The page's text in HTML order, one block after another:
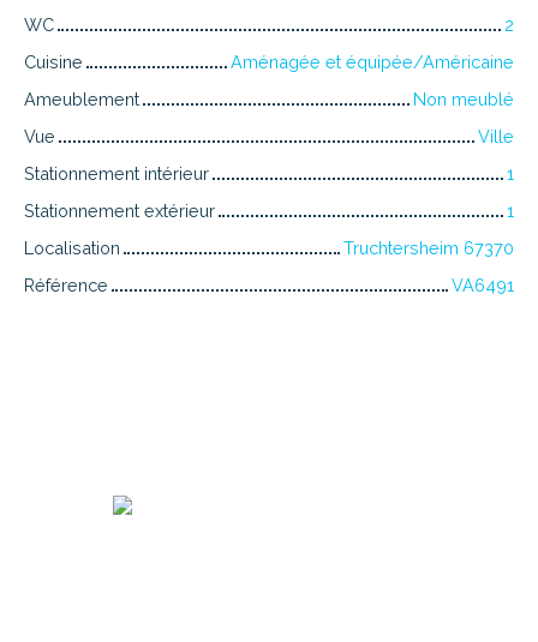
WC
2
Cuisine
Aménagée et équipée/Américaine
Ameublement
Non meublé
Vue
Ville
Stationnement intérieur
1
Stationnement extérieur
1
Localisation
Truchtersheim 67370
Référence
VA6491